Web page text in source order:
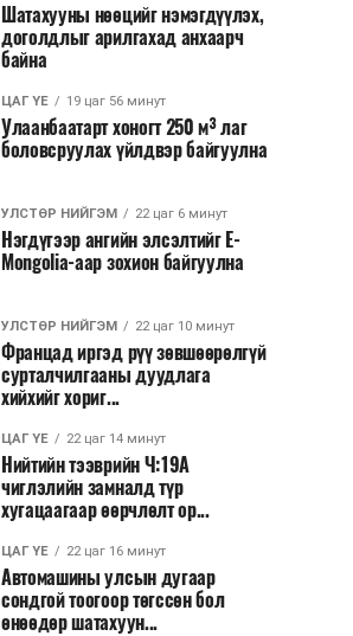
Шатахууны нөөцийг нэмэгдүүлэх,
доголдлыг арилгахад анхаарч
байна
ЦАГ ҮЕ 19 цаг 56 минут
Улаанбаатарт хоногт 250 м³ лаг
боловсруулах үйлдвэр байгуулна
УЛСТӨР НИЙГЭМ 22 цаг 6 минут
Нэгдүгээр ангийн элсэлтийг E-
Mongolia-аар зохион байгуулна
УЛСТӨР НИЙГЭМ 22 цаг 10 минут
Францад иргэд рүү зөвшөөрөлгүй
сурталчилгааны дуудлага
хийхийг хориг...
ЦАГ ҮЕ 22 цаг 14 минут
Нийтийн тээврийн Ч:19А
чиглэлийн замналд түр
хугацаагаар өөрчлөлт ор...
ЦАГ ҮЕ 22 цаг 16 минут
Автомашины улсын дугаар
сондгой тоогоор төгссөн бол
өнөөдөр шатахуун...